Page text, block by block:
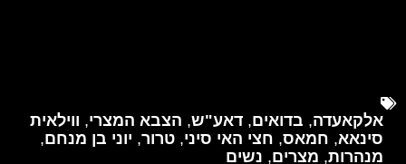
אלקאעדה, בדואים, דאע"ש, הצבא המצרי, ווילאית
סינאא, חמאס, חצי האי סיני, טרור, יוני בן מנחם,
מנהרות, מצרים, נשים